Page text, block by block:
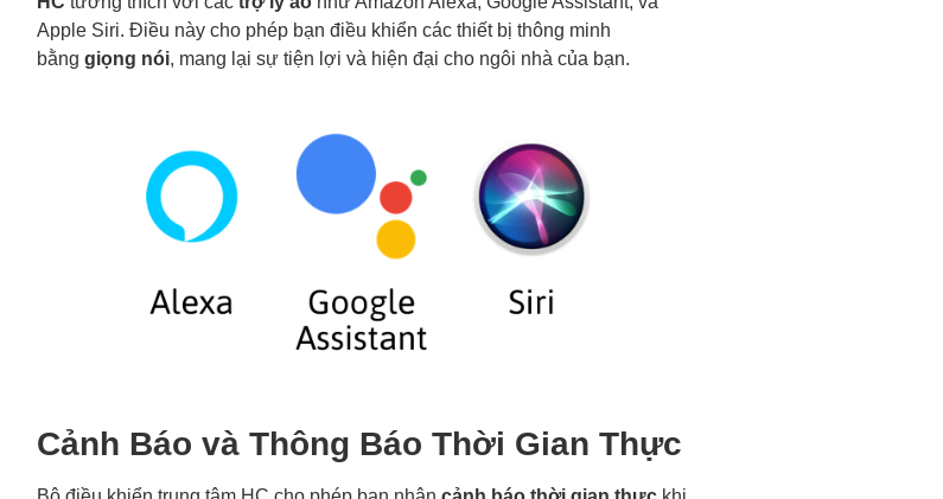
Apple Siri. Điều này cho phép bạn điều khiển các thiết bị thông minh
bằng giọng nói, mang lại sự tiện lợi và hiện đại cho ngôi nhà của bạn.
Cảnh Báo và Thông Báo Thời Gian Thực